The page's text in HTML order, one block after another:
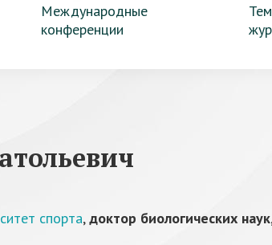
Международные
конференции
спорта,доктор биологических